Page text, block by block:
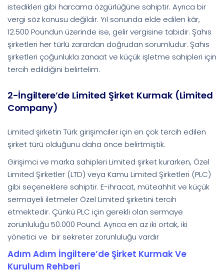
istedikleri gibi harcama özgürlüğüne sahiptir. Ayrıca bir
vergi söz konusu değildir. Yıl sonunda elde edilen kâr,
12.500 Poundun üzerinde ise, gelir vergisine tabidir. Şahıs
şirketleri her türlü zarardan doğrudan sorumludur. Şahıs
şirketleri çoğunlukla zanaat ve küçük işletme sahipleri için
tercih edildiğini belirtelim.
2-İngiltere’de Limited Şirket Kurmak (Limited
Company)
Limited şirketin Türk girişimciler için en çok tercih edilen
şirket türü olduğunu daha önce belirtmiştik.
Girişimci ve marka sahipleri Limited şirket kurarken, Özel
Limited Şirketler (LTD) veya Kamu Limited Şirketleri (PLC)
gibi seçeneklere sahiptir. E-ihracat, müteahhit ve küçük
sermayeli iletmeler Özel Limited şirketini tercih
etmektedir. Çünkü PLC için gerekli olan sermaye
zorunluluğu 50.000 Pound. Ayrıca en az iki ortak, iki
yönetici ve bir sekreter zorunluluğu vardır
Adım Adım İngiltere’de Şirket Kurmak Ve
Kurulum Rehberi